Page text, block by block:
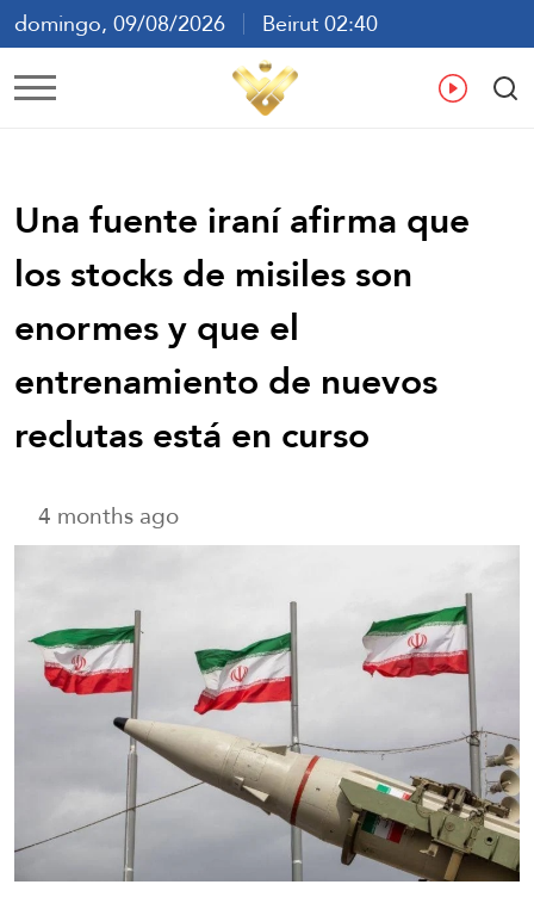
domingo, 09/08/2026
Beirut 02:40
ع En
Una fuente iraní afirma que
los stocks de misiles son
enormes y que el
entrenamiento de nuevos
reclutas está en curso
4 months ago